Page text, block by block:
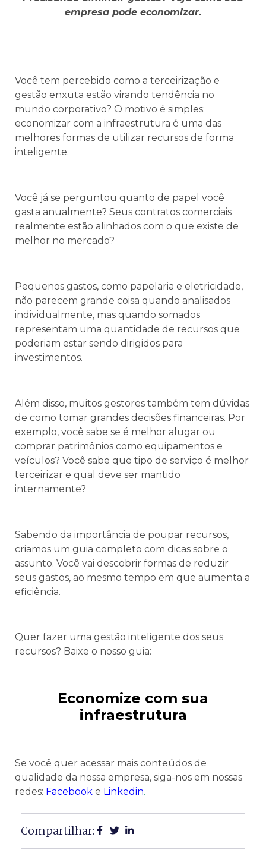
empresa pode economizar.
Você tem percebido como a terceirização e
gestão enxuta estão virando tendência no
mundo corporativo? O motivo é simples:
economizar com a infraestrutura é uma das
melhores formas de utilizar recursos de forma
inteligente.
Você já se perguntou quanto de papel você
gasta anualmente? Seus contratos comerciais
realmente estão alinhados com o que existe de
melhor no mercado?
Pequenos gastos, como papelaria e eletricidade,
não parecem grande coisa quando analisados
individualmente, mas quando somados
representam uma quantidade de recursos que
poderiam estar sendo dirigidos para
investimentos.
Além disso, muitos gestores também tem dúvidas
de como tomar grandes decisões financeiras. Por
exemplo, você sabe se é melhor alugar ou
comprar patrimônios como equipamentos e
veículos? Você sabe que tipo de serviço é melhor
terceirizar e qual deve ser mantido
internamente?
Sabendo da importância de poupar recursos,
criamos um guia completo com dicas sobre o
assunto. Você vai descobrir formas de reduzir
seus gastos, ao mesmo tempo em que aumenta a
eficiência.
Quer fazer uma gestão inteligente dos seus
recursos? Baixe o nosso guia:
Economize com sua
infraestrutura
Se você quer acessar mais conteúdos de
qualidade da nossa empresa, siga-nos em nossas
redes: Facebook e Linkedin.
Compartilhar: